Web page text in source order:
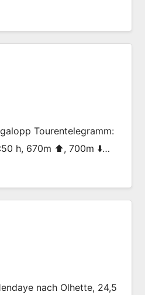
Tourentelegramm:
h, 670m ⬆️, 700m ⬇️…
nach Olhette, 24,5